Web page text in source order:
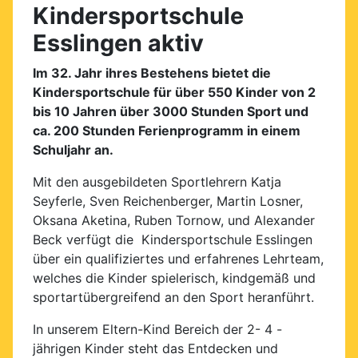
Kindersportschule
Esslingen aktiv
Im 32. Jahr ihres Bestehens bietet die
Kindersportschule für über 550 Kinder von 2
bis 10 Jahren über 3000 Stunden Sport und
ca. 200 Stunden Ferienprogramm in einem
Schuljahr an.
Mit den ausgebildeten Sportlehrern Katja
Seyferle, Sven Reichenberger, Martin Losner,
Oksana Aketina, Ruben Tornow, und Alexander
Beck verfügt die Kindersportschule Esslingen
über ein qualifiziertes und erfahrenes Lehrteam,
welches die Kinder spielerisch, kindgemäß und
sportartübergreifend an den Sport heranführt.
In unserem Eltern-Kind Bereich der 2- 4 -
jährigen Kinder steht das Entdecken und